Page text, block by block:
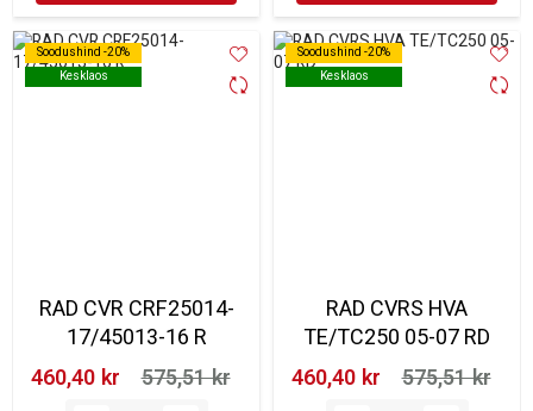
Soodushind -20%
Kesklaos
Soodushind -20%
Kesklaos
RAD CVR CRF25014-
17/45013-16 R
460,40 kr‎
575,51 kr‎
Soodushind -20%
Kesklaos
Soodushind -20%
Kesklaos
RAD CVRS HVA
TE/TC250 05-07 RD
460,40 kr‎
575,51 kr‎